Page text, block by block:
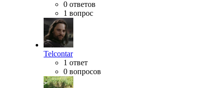
0 ответов
1 вопрос
Telcontar
1 ответ
0 вопросов